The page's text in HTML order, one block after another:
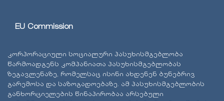
EU Commission
კორპორაციული სოციალური პასუხისმგებლობა
წარმოადგენს კომპანიათა პასუხისმგებლობას
ზეგავლენაზე, რომელსაც ისინი ახდენენ ბუნებრივ
გარემოსა და საზოგადოებაზე. ამ პასუხისმგებლობის
განხორციელების წინაპირობაა არსებული